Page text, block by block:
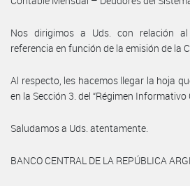
Nos dirigimos a Uds. con relación
referencia en función de la emisión de la
Al respecto, les hacemos llegar la hoja
en la Sección 3. del “Régimen Informativo
Saludamos a Uds. atentamente.
BANCO CENTRAL DE LA REPÚBLICA